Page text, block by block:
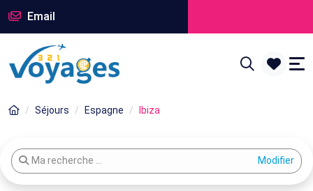
Email
Séjours Espagne Ibiza
Modifier votre recherche
Ma recherche ...